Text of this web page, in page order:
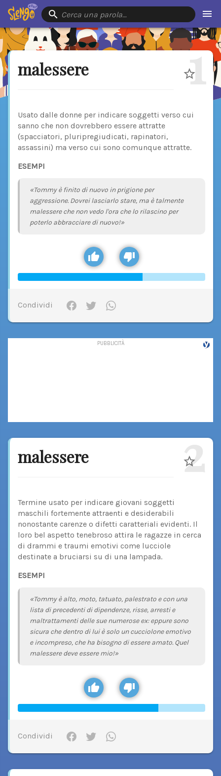
Cerca una parola…
malessere 1
Usato dalle donne per indicare soggetti verso cui
sanno che non dovrebbero essere attratte
(spacciatori, pluripregiudicati, rapinatori,
assassini) ma verso cui sono comunque attratte.
ESEMPI
«Tommy è finito di nuovo in prigione per
aggressione. Dovrei lasciarlo stare, ma è talmente
malessere che non vedo l'ora che lo rilascino per
poterlo abbracciare di nuovo!»
Condividi
malessere 2
Termine usato per indicare giovani soggetti
maschili fortemente attraenti e desiderabili
nonostante carenze o difetti caratteriali evidenti. Il
loro bel aspetto tenebroso attira le ragazze in cerca
di drammi e traumi emotivi come lucciole
destinate a bruciarsi su di una lampada.
ESEMPI
«Tommy è alto, moto, tatuato, palestrato e con una
lista di precedenti di dipendenze, risse, arresti e
maltrattamenti delle sue numerose ex: eppure sono
sicura che dentro di lui è solo un cucciolone emotivo
e incompreso, che ha bisogno di essere amato. Quel
malessere deve essere mio!»
Condividi